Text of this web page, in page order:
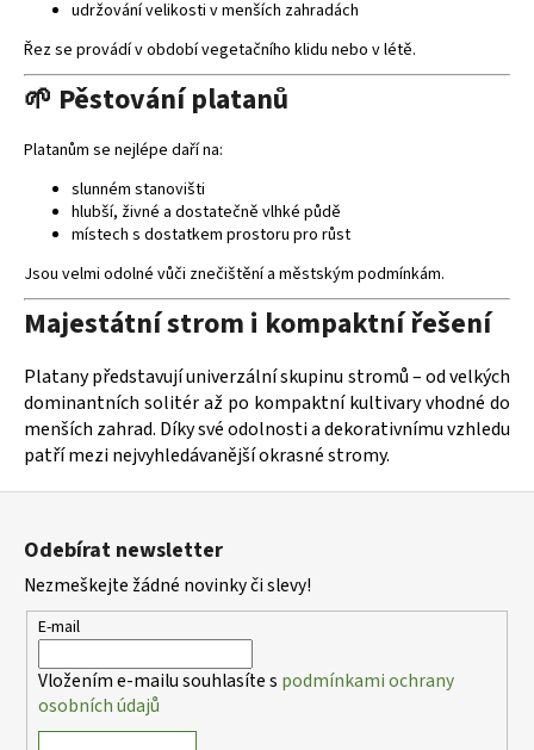
udržování velikosti v menších zahradách
Řez se provádí v období vegetačního klidu nebo v létě.
🌱 Pěstování platanů
Platanům se nejlépe daří na:
slunném stanovišti
hlubší, živné a dostatečně vlhké půdě
místech s dostatkem prostoru pro růst
Jsou velmi odolné vůči znečištění a městským podmínkám.
Majestátní strom i kompaktní řešení
Platany představují univerzální skupinu stromů – od velkých
dominantních solitér až po kompaktní kultivary vhodné do
menších zahrad. Díky své odolnosti a dekorativnímu vzhledu
patří mezi nejvyhledávanější okrasné stromy.
Z
Odebírat newsletter
Nezmeškejte žádné novinky či slevy!
E-mail
Vložením e-mailu souhlasíte s podmínkami ochrany
osobních údajů